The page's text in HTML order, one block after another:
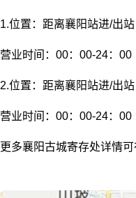
1.位置：距离襄阳站进/出
营业时间：00：00-24：00
2.位置：距离襄阳站进/出
营业时间：00：00-24：00
更多襄阳古城寄存处详情